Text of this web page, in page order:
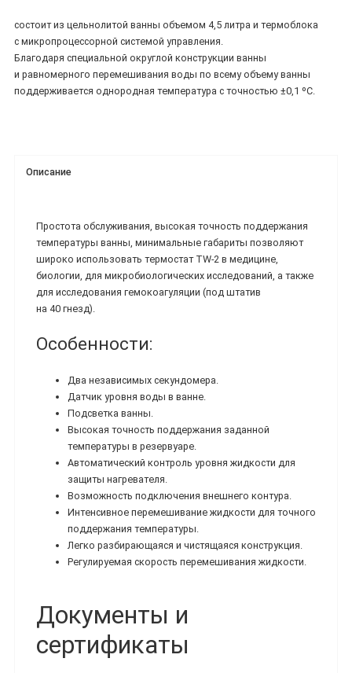
состоит из цельнолитой ванны объемом 4,5 литра и термоблока
с микропроцессорной системой управления.
Благодаря специальной округлой конструкции ванны
и равномерного перемешивания воды по всему объему ванны
поддерживается однородная температура с точностью ±0,1 ºС.
Описание
Простота обслуживания, высокая точность поддержания
температуры ванны, минимальные габариты позволяют
широко использовать термостат TW-2 в медицине,
биологии, для микробиологических исследований, а также
для исследования гемокоагуляции (под штатив
на 40 гнезд).
Особенности:
Два независимых секундомера.
Датчик уровня воды в ванне.
Подсветка ванны.
Высокая точность поддержания заданной
температуры в резервуаре.
Автоматический контроль уровня жидкости для
защиты нагревателя.
Возможность подключения внешнего контура.
Интенсивное перемешивание жидкости для точного
поддержания температуры.
Легко разбирающаяся и чистящаяся конструкция.
Регулируемая скорость перемешивания жидкости.
Документы и
сертификаты